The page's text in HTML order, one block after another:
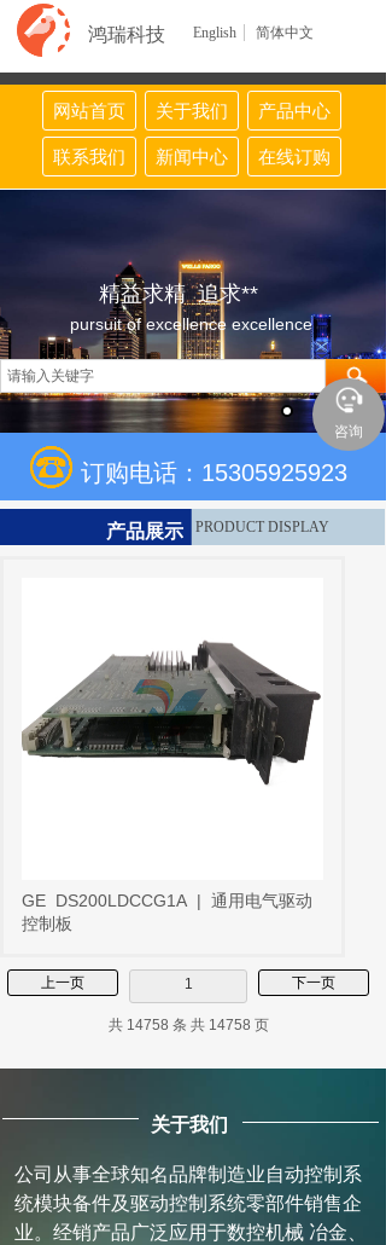
鸿瑞科技 English 简体中文
网站首页 关于我们 产品中心
联系我们 新闻中心 在线订购
精益求精 追求**
pursuit of excellence excellence
订购电话：15305925923
PRODUCT DISPLAY
产品展示
GE DS200LDCCG1A | 通用电气驱动
控制板
上一页 1 下一页
共 14758 条 共 14758 页
关于我们
公司从事全球知名品牌制造业自动控制系
统模块备件及驱动控制系统零部件销售企
业。经销产品广泛应用于数控机械 冶金、
咨询